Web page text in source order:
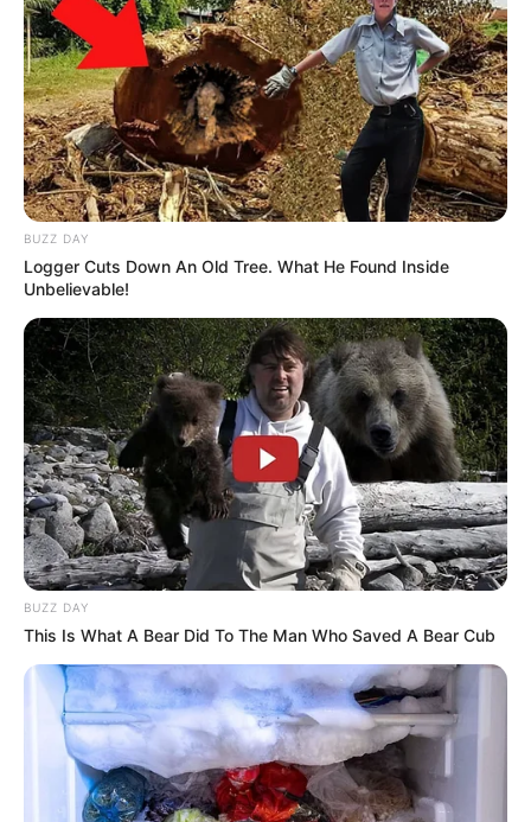
BUZZ DAY
Logger Cuts Down An Old Tree. What He Found Inside
Unbelievable!
BUZZ DAY
This Is What A Bear Did To The Man Who Saved A Bear Cub